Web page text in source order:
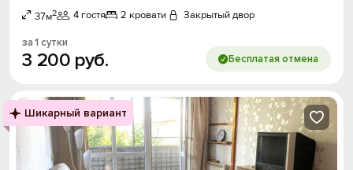
37м2 4 гостя 2 кровати Закрытый двор
за 1 сутки
3 200 руб. Бесплатая отмена
Шикарный вариант